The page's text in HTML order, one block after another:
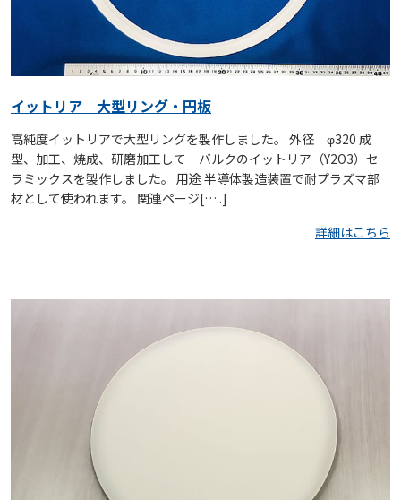
イットリア 大型リング・円板
高純度イットリアで大型リングを製作しました。 外径 φ320 成
型、加工、焼成、研磨加工して バルクのイットリア（Y2O3）セ
ラミックスを製作しました。 用途 半導体製造装置で耐プラズマ部
材として使われます。 関連ページ[…..]
詳細はこちら